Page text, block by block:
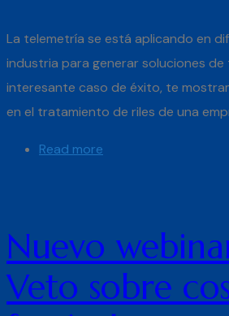
La telemetría se está aplicando en
industria para generar soluciones
interesante caso de éxito, te
en el tratamiento de riles de una
Read more
Nuevo
Veto sobre